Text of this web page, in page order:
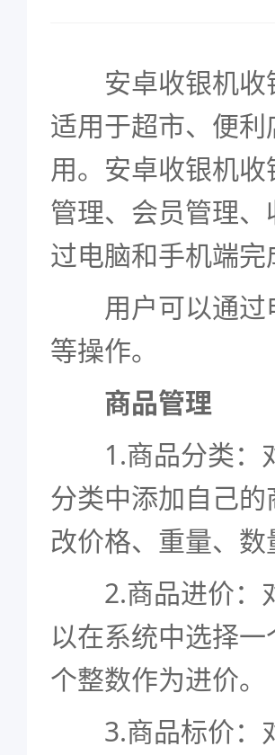
安卓收银机收
适用于超市、便
用。安卓收银机
管理、会员管理
过电脑和手机端
用户可以通过
等操作。
商品管理
1.商品分类：
分类中添加自己
改价格、重量、数
2.商品进价：
以在系统中选择
个整数作为进价。
3.商品标价：